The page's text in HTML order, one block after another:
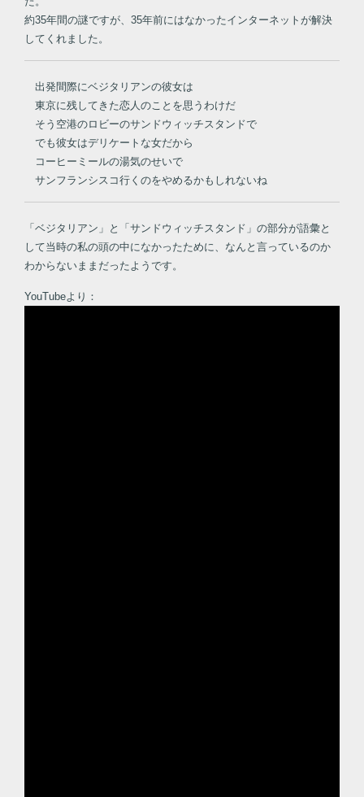
約35年間の謎ですが、35年前にはなかったインターネットが解決
してくれました。
出発間際にベジタリアンの彼女は
東京に残してきた恋人のことを思うわけだ
そう空港のロビーのサンドウィッチスタンドで
でも彼女はデリケートな女だから
コーヒーミールの湯気のせいで
サンフランシスコ行くのをやめるかもしれないね
「ベジタリアン」と「サンドウィッチスタンド」の部分が語彙と
して当時の私の頭の中になかったために、なんと言っているのか
わからないままだったようです。
YouTubeより：